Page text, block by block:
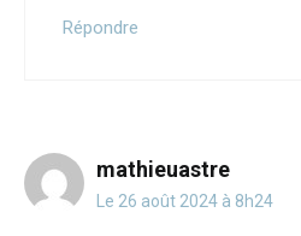
Répondre
mathieuastre
Le 26 août 2024 à 8h24